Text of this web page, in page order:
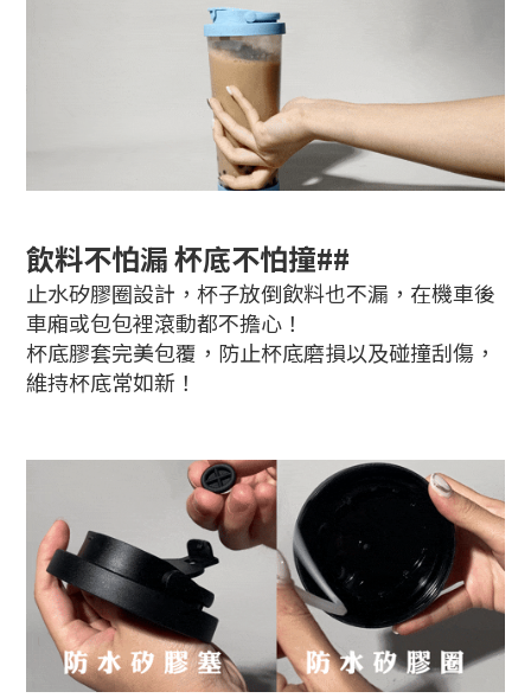
飲料不怕漏 杯底不怕撞##
止水矽膠圈設計，杯子放倒飲料也不漏，在機車後
車廂或包包裡滾動都不擔心！
杯底膠套完美包覆，防止杯底磨損以及碰撞刮傷，
維持杯底常如新！